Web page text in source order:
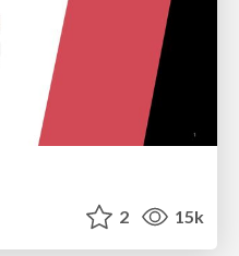
2 15k